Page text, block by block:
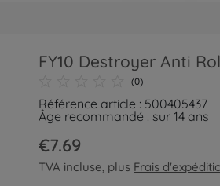
FY10 Destroyer Anti
(0)
Référence article : 500405437
Âge recommandé : sur 14 ans
€7.69
TVA incluse, plus Frais